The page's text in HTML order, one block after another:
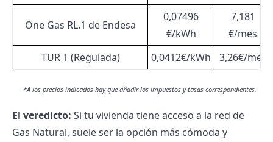
One Gas RL.1 de Endesa
0,07496
€/kWh
7,181
€/mes
TUR 1 (Regulada)
0,0412€/kWh 3,26€/mes
*A los precios indicados hay que añadir los impuestos y tasas correspondientes.
El veredicto: Si tu vivienda tiene acceso a la red de
Gas Natural, suele ser la opción más cómoda y